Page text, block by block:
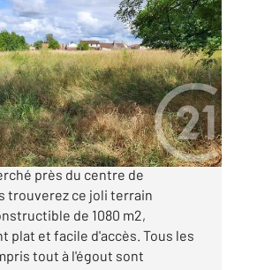
24
€
- Beau terrain ! Dans un
près du centre de
trouverez ce joli terrain
de 1080 m2,
plat et facile d'accès. Tous les
tout à l'égout sont